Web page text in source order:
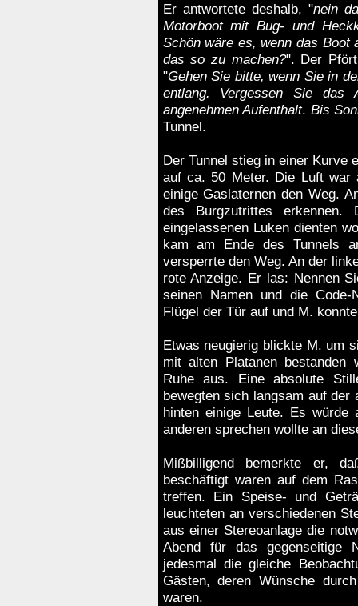
Er antwortete deshalb, "nein
Motorboot mit Bug- und
Schön wäre es, wenn das Boot
das so zu machen?". Der
"Gehen Sie bitte, wenn Sie in
entlang. Vergessen Sie das
angenehmen Aufenthalt. Bis
Tunnel.
Der Tunnel stieg in einer Kurve
auf ca. 50 Meter. Die Luft war
einige Gaslaternen den Weg.
des Burgzutrittes
eingelassenen Luken dienten
kam am Ende des Tunnels
versperrte den Weg. An der
rote Anzeige. Er las: Nennen
seinen Namen und die
Flügel der Tür auf und M.
Etwas neugierig blickte M. um
mit alten Platanen
Ruhe aus. Eine absolute
bewegten sich langsam auf
hinten einige Leute. Es
anderen sprechen wollte an
Mißbilligend bemerkte er,
beschäftigt waren auf dem
treffen. Ein Speise- und
leuchteten an verschiedenen
aus einer Stereoanlage die
Abend für das gegenseitige
jedesmal die gleiche
Gästen, deren Wünsche
waren.